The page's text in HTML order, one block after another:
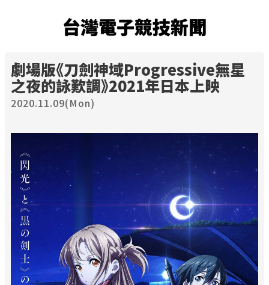
台灣電子競技新聞
劇場版《刀劍神域Progressive無星
之夜的詠歎調》2021年日本上映
2020.11.09(Mon)